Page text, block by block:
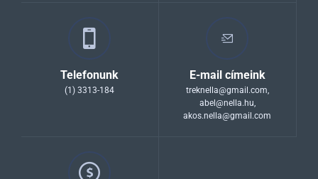
Telefonunk
(1) 3313-184
E-mail címeink
treknella@gmail.com,
abel@nella.hu,
akos.nella@gmail.com